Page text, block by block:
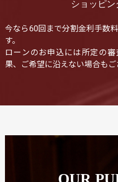
ショッピ
今なら60回まで分割金利手数
す。
ローンのお申込には所定の
果、ご希望に沿えない場合もご